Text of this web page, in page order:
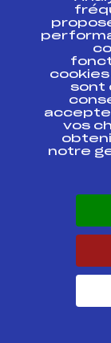
FIS0324.FFS
FIS0322.FFS
FIS0320.FFS
FIS0316.FFS
FIS0317.FFS
cookies
sont
vos
notre